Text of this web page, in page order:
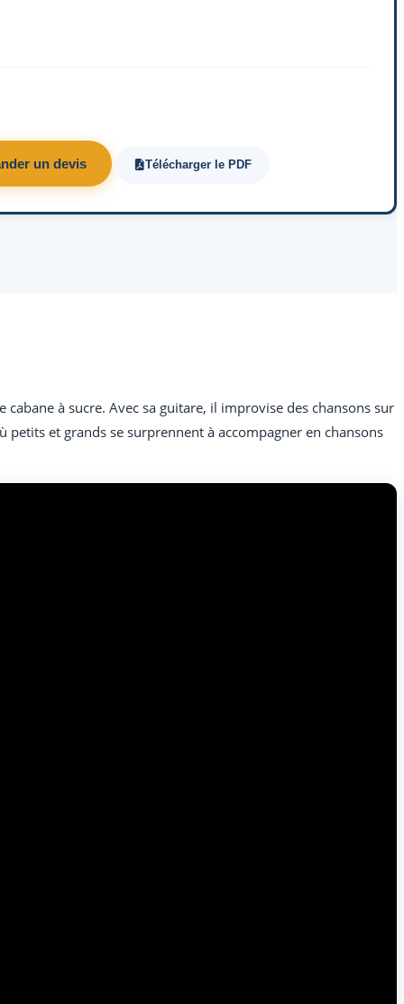
un devis Télécharger le PDF
à sucre. Avec sa guitare, il improvise des chansons sur
et grands se surprennent à accompagner en chansons